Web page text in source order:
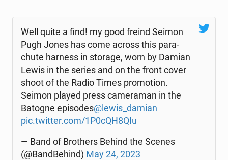
Well quite a find! my good freind Seimon
Pugh Jones has come across this pa­ra­
chu­te harness in storage, worn by Damian
Lewis in the series and on the front cover
shoot of the Radio Times pro­mo­tion.
Seimon played press ca­me­ra­man in the
Batogne epi­so­des@lewis_damian
pic.twitter.com/1P0cQH8QIu
— Band of Bro­thers Behind the Scenes
(@Band­Be­hind) May 24, 2023